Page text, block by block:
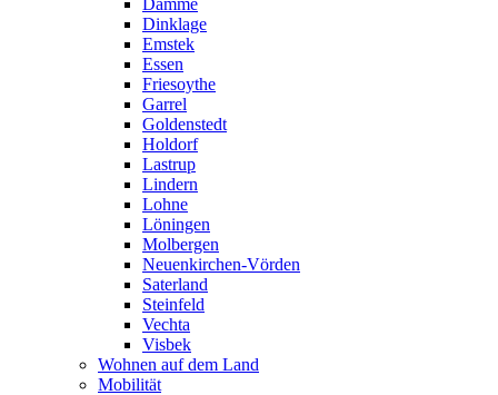
Damme
Dinklage
Emstek
Essen
Friesoythe
Garrel
Goldenstedt
Holdorf
Lastrup
Lindern
Lohne
Löningen
Molbergen
Neuenkirchen-Vörden
Saterland
Steinfeld
Vechta
Visbek
Wohnen auf dem Land
Mobilität